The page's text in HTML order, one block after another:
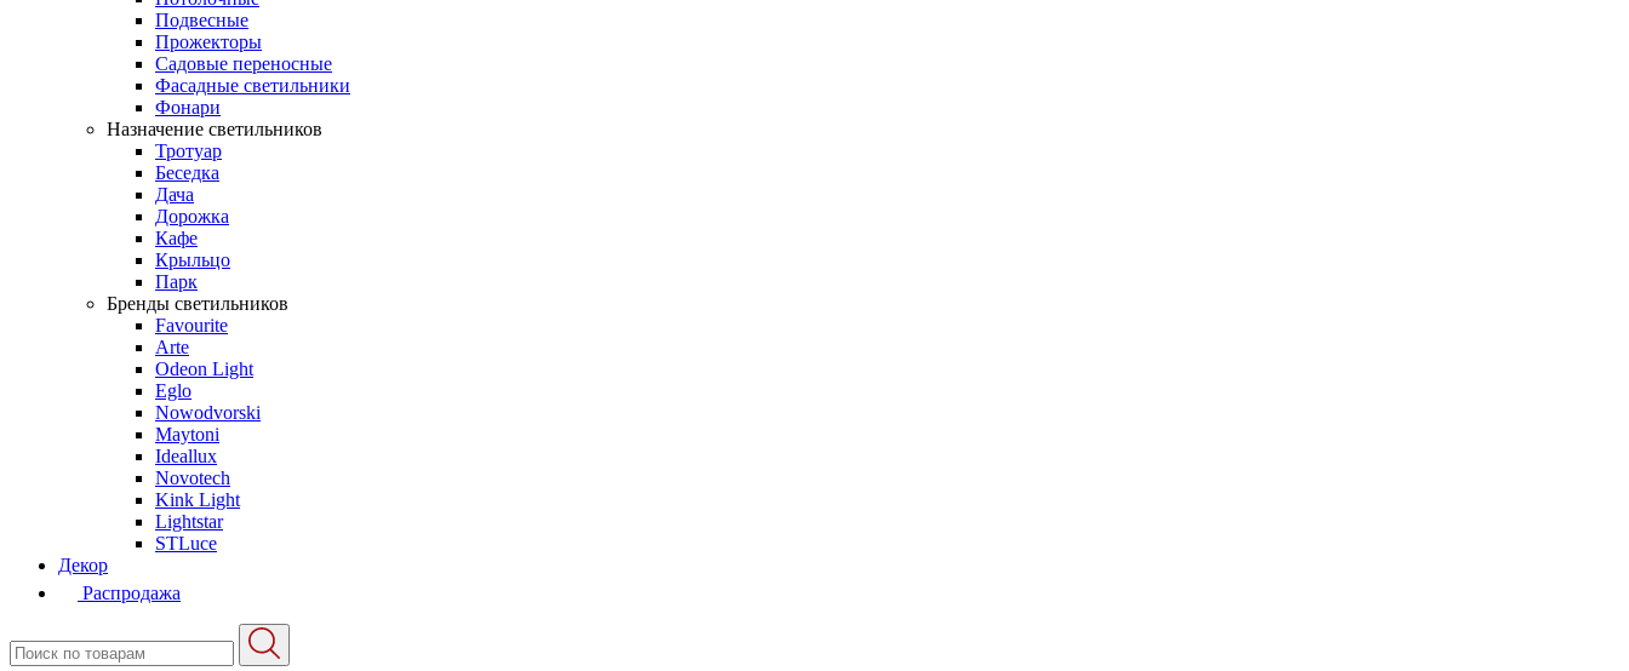
Подвесные
Прожекторы
Садовые переносные
Фасадные светильники
Фонари
Назначение светильников
Тротуар
Беседка
Дача
Дорожка
Кафе
Крыльцо
Парк
Бренды светильников
Favourite
Arte
Odeon Light
Eglo
Nowodvorski
Maytoni
Ideallux
Novotech
Kink Light
Lightstar
STLuce
Декор
Распродажа